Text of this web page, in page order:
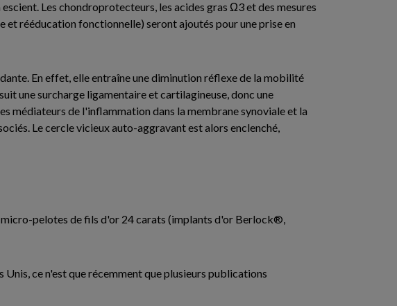
Les chondroprotecteurs, les acides gras Ω3 et des mesures
rééducation fonctionnelle) seront ajoutés pour une prise en
En effet, elle entraîne une diminution réflexe de la mobilité
une surcharge ligamentaire et cartilagineuse, donc une
médiateurs de l'inflammation dans la membrane synoviale et la
Le cercle vicieux auto-aggravant est alors enclenché,
pelotes de fils d'or 24 carats (implants d'or Berlock®,
Unis, ce n'est que récemment que plusieurs publications